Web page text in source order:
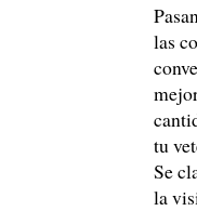
las
tu
Se
la